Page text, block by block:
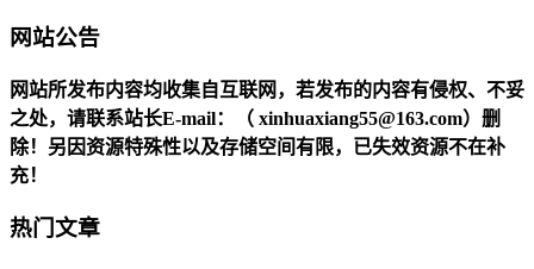
网站公告
网站所发布内容均收集自互联网，若发布的内容有侵权、不妥
之处，请联系站长E-mail：（ xinhuaxiang55@163.com）删
除！另因资源特殊性以及存储空间有限，已失效资源不在补
充！
热门文章